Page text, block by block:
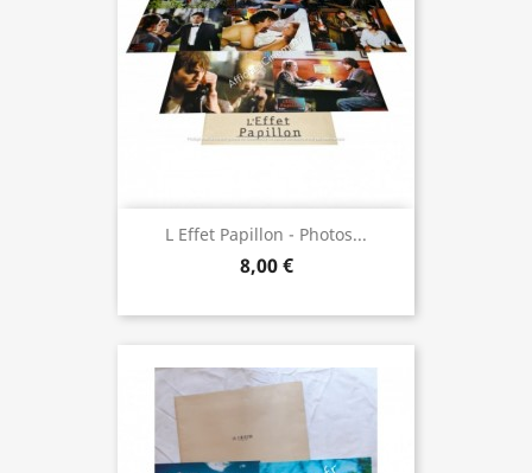
L Effet Papillon - Photos...
8,00 €